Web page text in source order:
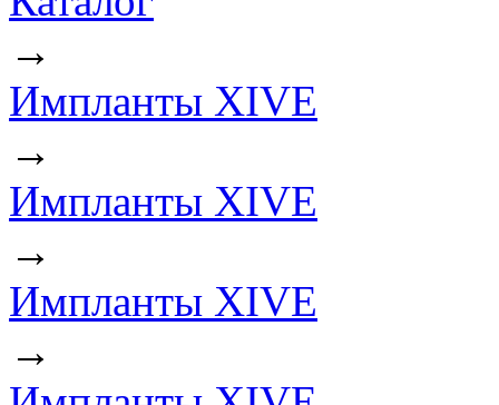
→
Импланты XIVE
→
Импланты XIVE
→
Импланты XIVE
→